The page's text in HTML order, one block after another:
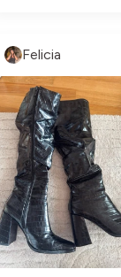
Felicia